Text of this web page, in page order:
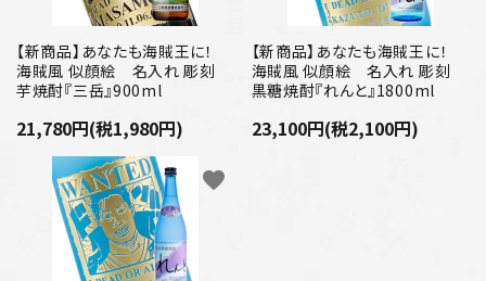
【新商品】あなたも海賊王に！
海賊風 似顔絵 名入れ 彫刻
芋焼酎『三岳』900ml
21,780円(税1,980円)
【新商品】あなたも海賊王に！
海賊風 似顔絵 名入れ 彫刻
黒糖焼酎『れんと』1800ml
23,100円(税2,100円)
favorite